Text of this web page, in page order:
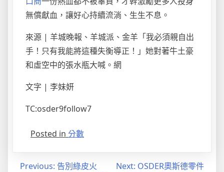
無償獻血，讓好心持續流淌、生生不息。
來源 | 羊城晚報、羊城派、金羊「我必須親自出
手！只有我能將這種失衡導正！」她對著牛土豪
和虛空中的張水瓶大喊。網
文字 | 李妹妍
TC:osder9follow7
Posted in 分數
Previous: 告別綠皮火
Next: OSDER奧斯德零件